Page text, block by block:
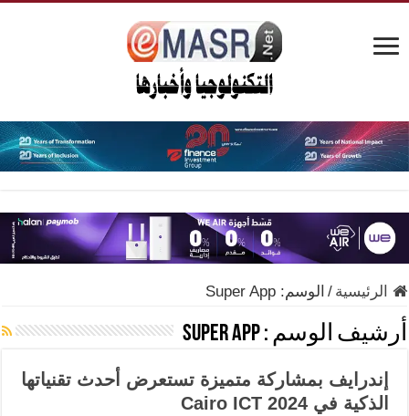
الرئيسية / الوسم:Super App
أرشيف الوسم :Super App
إندرايف بمشاركة متميزة تستعرض أحدث تقنياتها
الذكية في Cairo ICT 2024